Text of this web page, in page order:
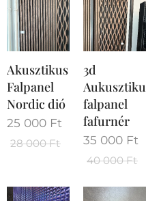
Akusztikus
Falpanel
Nordic dió
25 000 Ft
28 000Ft
3d
Aukusztikus
falpanel
fafurnér
35 000 Ft
40 000Ft